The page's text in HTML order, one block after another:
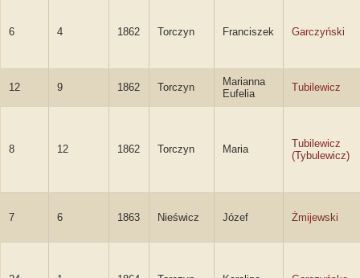
6 4 1862 Torczyn Franciszek Garczyński
12 9 1862 Torczyn
Marianna
Eufelia
Tubilewicz
8 12 1862 Torczyn Maria
Tubilewicz
(Tybulewicz)
7 6 1863 Nieświcz Józef Żmijewski